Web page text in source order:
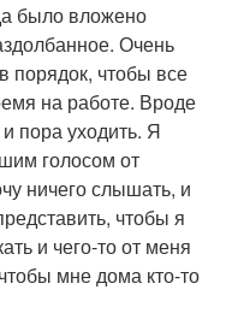
было вложено
Очень
порядок, чтобы все
на работе. Вроде
пора уходить. Я
голосом от
ничего слышать, и
чтобы я
и чего-то от меня
мне дома кто-то